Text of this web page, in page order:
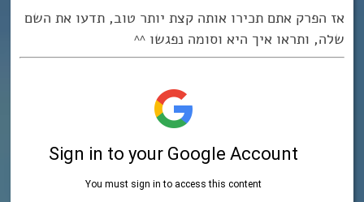
אז הפרק אתם תכירו אותה קצת יותר טוב, תדעו את השם
שלה, ותראו איך היא וסומה נפגשו ^^